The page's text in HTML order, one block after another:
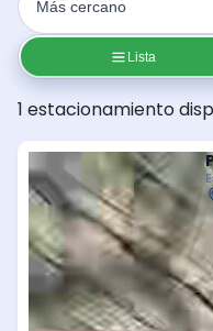
Lista
1 estacionamiento